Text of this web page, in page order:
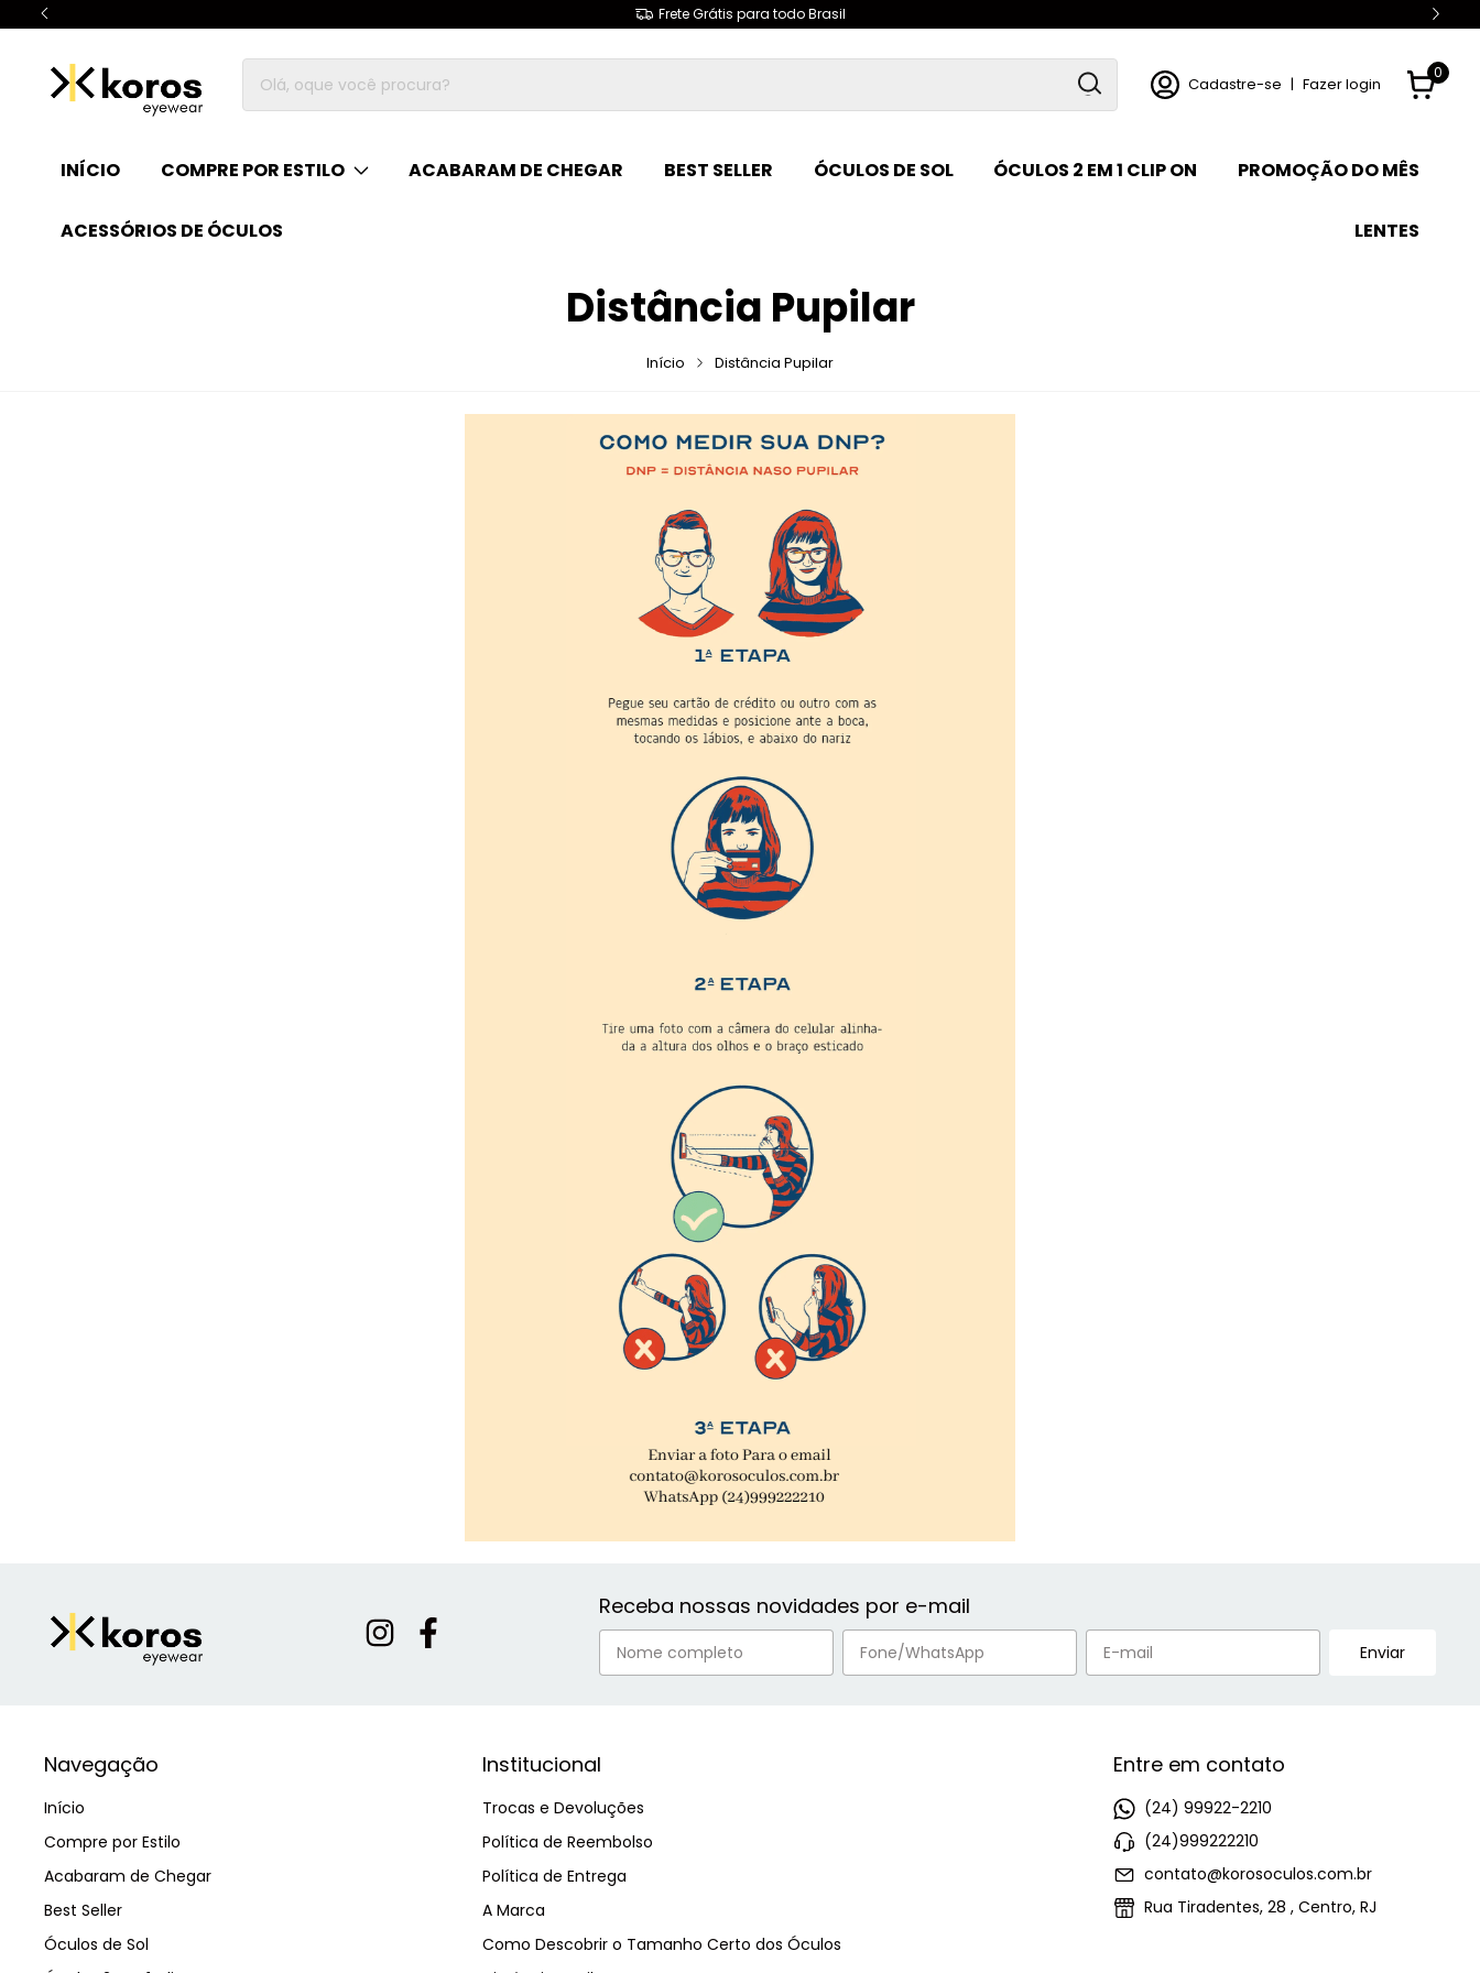
Frete Grátis para todo Brasil
Cadastre-se | Fazer login
0
INÍCIO COMPRE POR ESTILO ACABARAM DE CHEGAR BEST SELLER ÓCULOS DE SOL ÓCULOS 2 EM 1 CLIP ON PROMOÇÃO DO MÊS
ACESSÓRIOS DE ÓCULOS LENTES
Distância Pupilar
Início Distância Pupilar
Receba nossas novidades por e-mail
Navegação
Início
Compre por Estilo
Acabaram de Chegar
Best Seller
Óculos de Sol
Institucional
Trocas e Devoluções
Política de Reembolso
Política de Entrega
A Marca
Como Descobrir o Tamanho Certo dos Óculos
Entre em contato
(24) 99922-2210
(24)999222210
contato@korosoculos.com.br
Rua Tiradentes, 28 , Centro, RJ